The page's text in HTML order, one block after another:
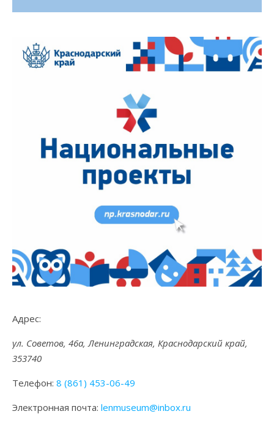
Адрес:
ул. Советов, 46а, Ленинградская, Краснодарский край,
353740
Телефон: 8 (861) 453-06-49
Электронная почта: lenmuseum@inbox.ru